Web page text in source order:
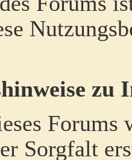
zu
Forums
Sorgfalt